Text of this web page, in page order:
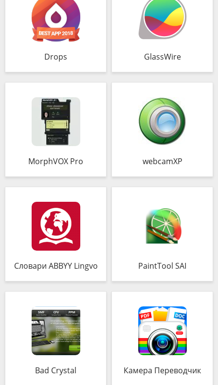
Drops GlassWire
MorphVOX Pro webcamXP
Словари ABBYY Lingvo PaintTool SAI
Bad Crystal Камера Переводчик